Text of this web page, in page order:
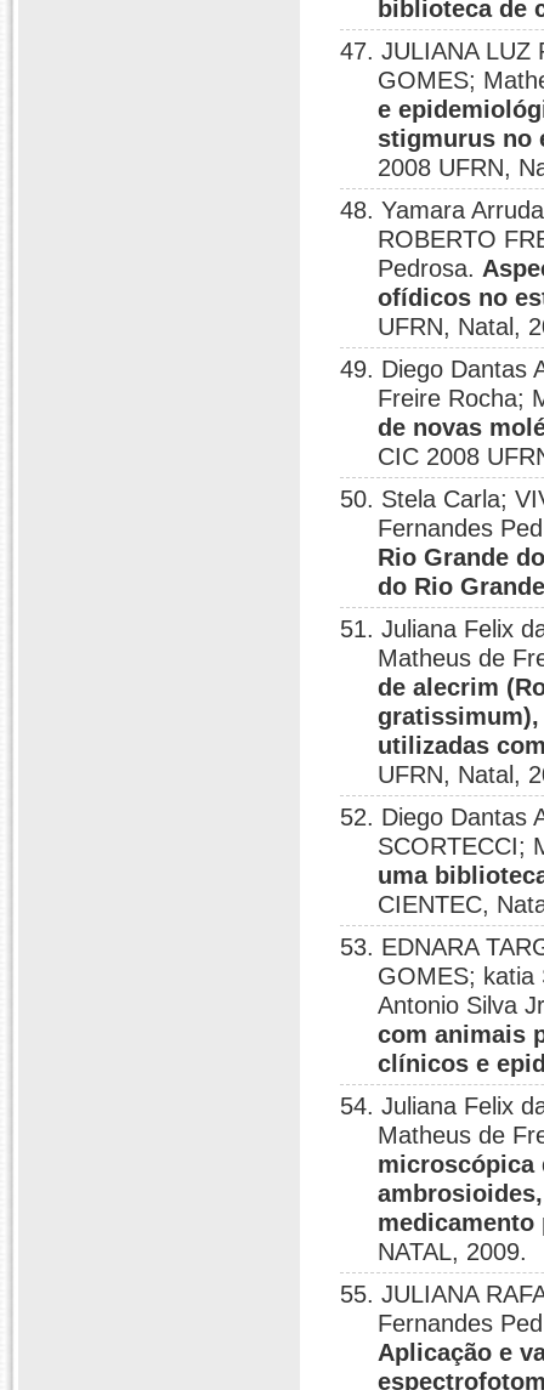
biblioteca de
47. JULIANA LUZ
GOMES;
e
stigmurus no
2008 UFRN,
48. Yamara
ROBERTO
Pedrosa.
ofídicos no
UFRN, Natal,
49. Diego Dantas
Freire Rocha;
de novas
CIC 2008
50. Stela Carla;
Fernandes
Rio Grande
do Rio
51. Juliana Felix
Matheus de
de alecrim
utilizadas
UFRN, Natal,
52. Diego Dantas
SCORTECCI;
uma
CIENTEC,
53. EDNARA
GOMES; katia
Antonio Silva
com animais
clínicos e
54. Juliana Felix
Matheus de
microscópica
medicamento
NATAL, 2009.
55. JULIANA
Fernandes
Aplicação e